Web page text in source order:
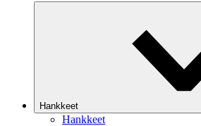
Hankkeet
Hankkeet